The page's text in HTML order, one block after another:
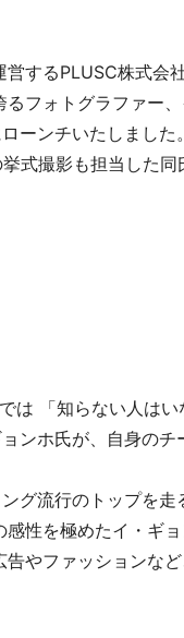
するPLUSC株式会
フォトグラファー
ーンチいたしまし
式撮影も担当した
は 「知らない人は
ンホ氏が、自身の
グ流行のトップを
性を極めたイ・ギョ
やファッションな